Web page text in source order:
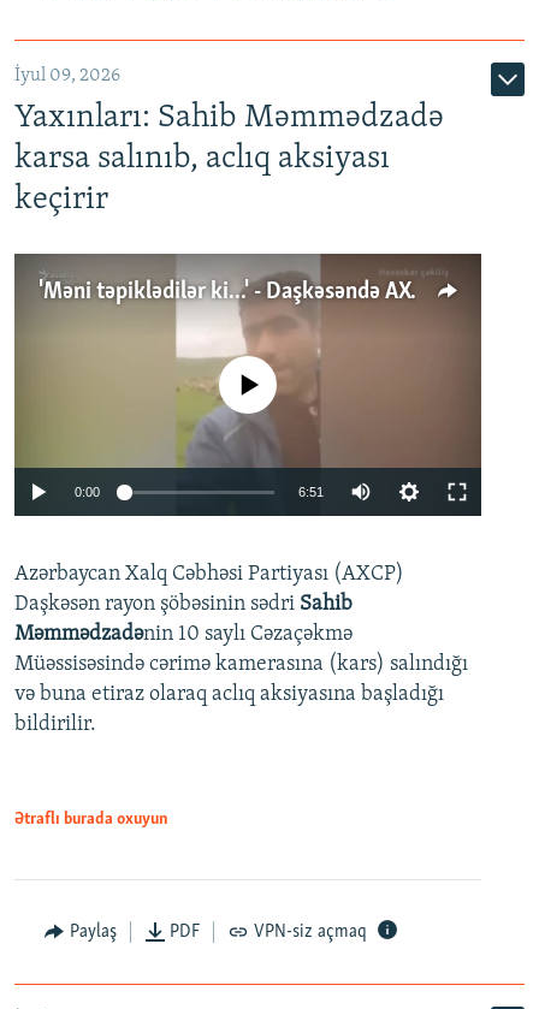
İyul 09, 2026
Yaxınları: Sahib Məmmədzadə
karsa salınıb, aclıq aksiyası
keçirir
'Məni təpiklədilər ki...' - Daşkəsəndə AXCP fəalının yaxınları onun həbsinə etiraz edirlər
Auto 240p 360p
720p 1080p
No media source currently available
0:00 6:51
360p
720p
1080p
Azərbaycan Xalq Cəbhəsi Partiyası (AXCP)
Daşkəsən rayon şöbəsinin sədri Sahib
Məmmədzadənin 10 saylı Cəzaçəkmə
Müəssisəsində cərimə kamerasına (kars) salındığı
və buna etiraz olaraq aclıq aksiyasına başladığı
bildirilir.
Ətraflı burada oxuyun
Paylaş PDF VPN-siz açmaq